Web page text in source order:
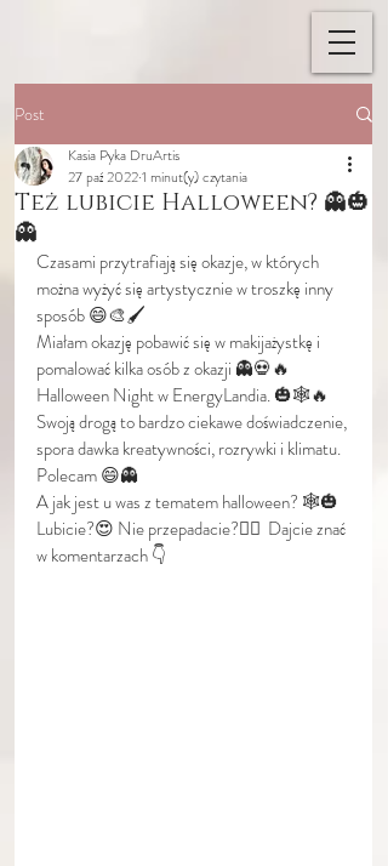
Post
Też lubicie Halloween? 👻🎃
👻
Kasia Pyka DruArtis
27 paź 20221 minut(y) czytania
Czasami przytrafiają się okazje, w których
można wyżyć się artystycznie w troszkę inny
sposób 😄🎨🖌
Miałam okazję pobawić się w makijażystkę i
pomalować kilka osób z okazji 👻💀🔥
Halloween Night w EnergyLandia. 🎃🕸🔥
Swoją drogą to bardzo ciekawe doświadczenie,
spora dawka kreatywności, rozrywki i klimatu.
Polecam 😄👻
A jak jest u was z tematem halloween? 🕸🎃
Lubicie?😍 Nie przepadacie?🤷‍♀️  Dajcie znać
w komentarzach 👇